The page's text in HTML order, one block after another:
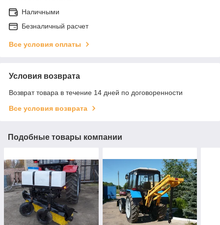
Наличными
Безналичный расчет
Все условия оплаты
Условия возврата
Возврат товара в течение 14 дней по договоренности
Все условия возврата
Подобные товары компании